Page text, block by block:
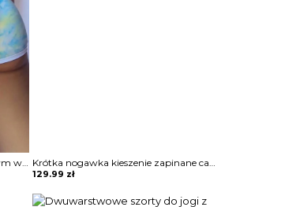
Sportowe spodenki z kontrastowym wiązaniem szorty Fidana Krótka nogawka kieszenie zapinane casual prosty krój jeans przetarcia szorty spodenki spodnie Hokuto
129.99 zł